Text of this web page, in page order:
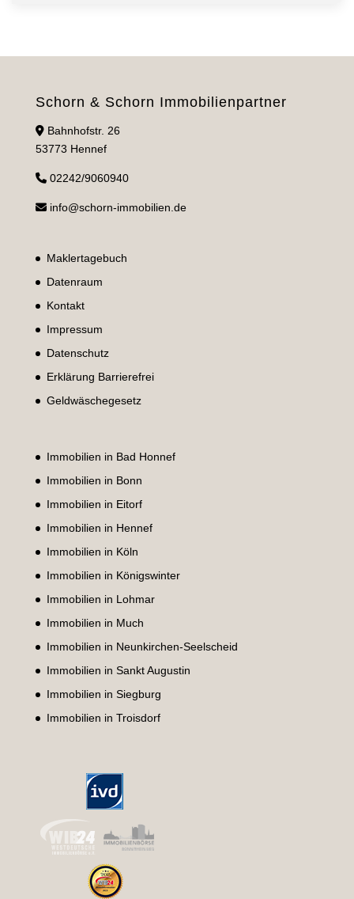
Schorn & Schorn Immobilienpartner
Bahnhofstr. 26
53773 Hennef
02242/9060940
info@schorn-immobilien.de
Maklertagebuch
Datenraum
Kontakt
Impressum
Datenschutz
Erklärung Barrierefrei
Geldwäschegesetz
Immobilien in Bad Honnef
Immobilien in Bonn
Immobilien in Eitorf
Immobilien in Hennef
Immobilien in Köln
Immobilien in Königswinter
Immobilien in Lohmar
Immobilien in Much
Immobilien in Neunkirchen-Seelscheid
Immobilien in Sankt Augustin
Immobilien in Siegburg
Immobilien in Troisdorf